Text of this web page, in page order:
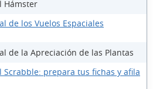
Hámster
de los Vuelos Espaciales
de la Apreciación de las Plantas
Scrabble: prepara tus fichas y afila